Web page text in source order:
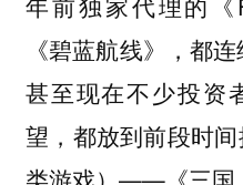
《碧蓝航线》，都
甚至现在不少投资
望，都放到前段时